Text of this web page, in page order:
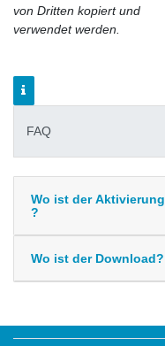
von Dritten kopiert und
verwendet werden.
FAQ
Wo ist der
?
Wo ist der Download?